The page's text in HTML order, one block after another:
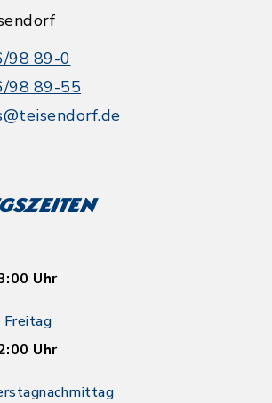
98 89-0
98 89-55
Uhr
Freitag
Uhr